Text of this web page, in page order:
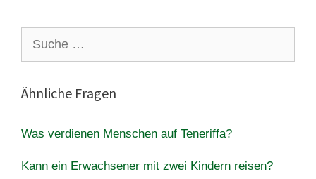
nach:
Ähnliche Fragen
Was verdienen Menschen auf Teneriffa?
Kann ein Erwachsener mit zwei Kindern reisen?